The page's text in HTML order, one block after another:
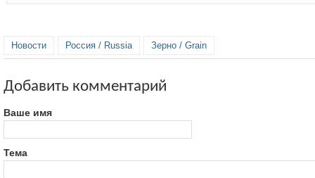
Новости Россия / Russia Зерно / Grain
Добавить комментарий
Ваше имя
Тема